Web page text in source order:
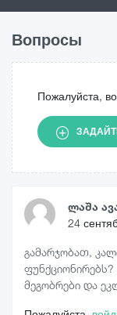
Вопросы
Пожалуйста,
ლაშა
24
გამარჯობათ,
მეგობრები და